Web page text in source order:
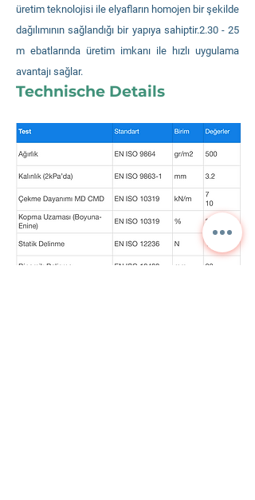
üretim teknolojisi ile elyafların homojen bir şekilde
dağılımının sağlandığı bir yapıya sahiptir.2.30 - 25
m ebatlarında üretim imkanı ile hızlı uygulama
avantajı sağlar.
Technische Details